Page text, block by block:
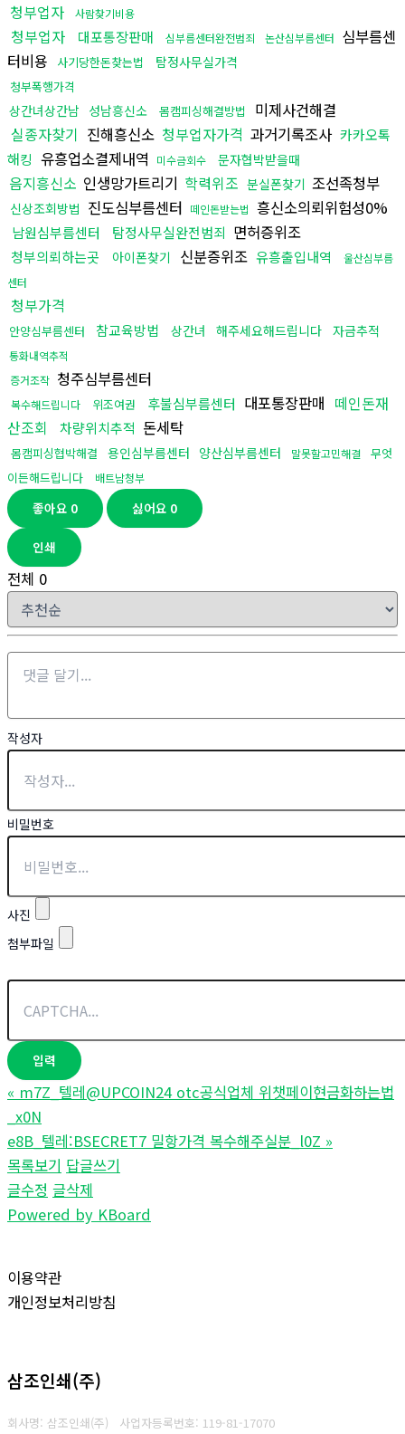
청부업자
사람찾기비용
청부업자 대포통장판매 심부름센터완전범죄 논산심부름센터 심부름센
터비용
사기당한돈찾는법 탐정사무실가격
청부폭행가격
상간녀상간남 성남흥신소 몸캠피싱해결방법
미제사건해결
실종자찾기 진해흥신소 청부업자가격 과거기록조사 카카오톡
해킹 유흥업소결제내역 미수금회수 문자협박받을때
음지흥신소 인생망가트리기 학력위조 분실폰찾기 조선족청부
신상조회방법 진도심부름센터 떼인돈받는법 흥신소의뢰위험성0%
남원심부름센터 탐정사무실완전범죄 면허증위조
청부의뢰하는곳 아이폰찾기 신분증위조 유흥출입내역
울산심부름
센터
청부가격
안양심부름센터 참교육방법 상간녀 해주세요해드립니다 자금추적
통화내역추적
증거조작 청주심부름센터
복수해드립니다 위조여권 후불심부름센터 대포통장판매 떼인돈재
산조회
차량위치추적 돈세탁
몸캠피싱협박해결 용인심부름센터 양산심부름센터 말못할고민해결
무엇
이든해드립니다
배트남청부
좋아요 0 싫어요 0
인쇄
전체 0
작성자
비밀번호
사진
첨부파일
« m7Z_텔레@UPCOIN24 otc공식업체 위챗페이현금화하는법
_x0N
e8B_텔레:BSECRET7 밀항가격 복수해주실분_l0Z »
목록보기 답글쓰기
글수정 글삭제
Powered by KBoard
이용약관
개인정보처리방침
삼조인쇄(주)
회사명: 삼조인쇄(주) 사업자등록번호: 119-81-17070